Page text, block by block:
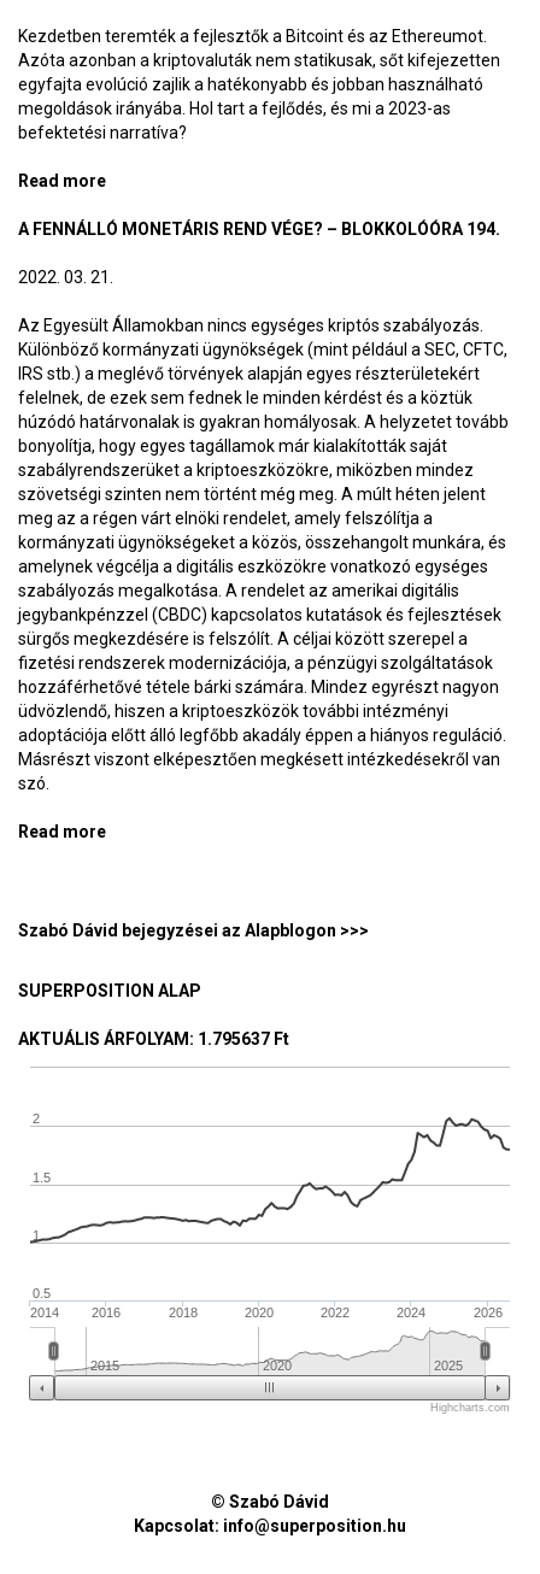
Kezdetben teremték a fejlesztők a Bitcoint és az Ethereumot.
Azóta azonban a kriptovaluták nem statikusak, sőt kifejezetten
egyfajta evolúció zajlik a hatékonyabb és jobban használható
megoldások irányába. Hol tart a fejlődés, és mi a 2023-as
befektetési narratíva?
Read more
A FENNÁLLÓ MONETÁRIS REND VÉGE? – BLOKKOLÓÓRA 194.
2022. 03. 21.
Az Egyesült Államokban nincs egységes kriptós szabályozás.
Különböző kormányzati ügynökségek (mint például a SEC, CFTC,
IRS stb.) a meglévő törvények alapján egyes részterületekért
felelnek, de ezek sem fednek le minden kérdést és a köztük
húzódó határvonalak is gyakran homályosak. A helyzetet tovább
bonyolítja, hogy egyes tagállamok már kialakították saját
szabályrendszerüket a kriptoeszközökre, miközben mindez
szövetségi szinten nem történt még meg. A múlt héten jelent
meg az a régen várt elnöki rendelet, amely felszólítja a
kormányzati ügynökségeket a közös, összehangolt munkára, és
amelynek végcélja a digitális eszközökre vonatkozó egységes
szabályozás megalkotása. A rendelet az amerikai digitális
jegybankpénzzel (CBDC) kapcsolatos kutatások és fejlesztések
sürgős megkezdésére is felszólít. A céljai között szerepel a
fizetési rendszerek modernizációja, a pénzügyi szolgáltatások
hozzáférhetővé tétele bárki számára. Mindez egyrészt nagyon
üdvözlendő, hiszen a kriptoeszközök további intézményi
adoptációja előtt álló legfőbb akadály éppen a hiányos reguláció.
Másrészt viszont elképesztően megkésett intézkedésekről van
szó.
Read more
Szabó Dávid bejegyzései az Alapblogon >>>
SUPERPOSITION ALAP
AKTUÁLIS ÁRFOLYAM : 1.795637 Ft
2016 2018 2020 2022 2024 2026
2014
2015 2020 2025
1
1.5
2
0.5
Highcharts.com
© Szabó Dávid
Kapcsolat: info@superposition.hu